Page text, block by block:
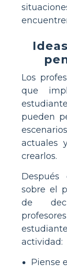
Los
que
pueden
actuales
crearlos.
sobre el
de
actividad:
Piense